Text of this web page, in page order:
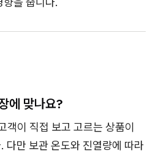
에 맞나요?
객이 직접 보고 고르는 상품이
다만 보관 온도와 진열량에 따라